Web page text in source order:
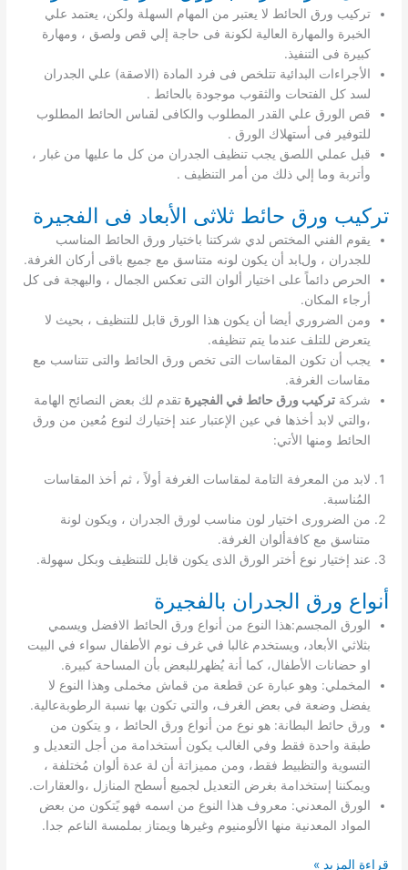
تركيب ورق الحائط لا يعتبر من المهام السهلة ولكن، يعتمد علي
الخبرة والمهارة العالية لكونة فى حاجة إلي قص ولصق ، ومهارة
كبيرة فى التنفيذ.
الأجراءات البدائية تتلخص فى فرد المادة (الاصقة) علي الجدران
لسد كل الفتحات والثقوب موجودة بالحائط .
قص الورق علي القدر المطلوب والكافى لقىاس الحائط المطلوب
للتوفير فى أستهلاك الورق .
قبل عملي اللصق يجب تنظيف الجدران من كل ما عليها من غبار ،
وأتربة وما إلي ذلك من أمر التنظيف .
تركيب ورق حائط ثلاثى الأبعاد فى الفجيرة
يقوم الفني المختص لدي شركتنا باختيار ورق الحائط المناسب
للجدران ، ولابد أن يكون لونه متناسق مع جميع باقى أركان الغرفة.
الحرص دائماً على اختيار ألوان التى تعكس الجمال ، والبهجة فى كل
أرجاء المكان.
ومن الضروري أيضا أن يكون هذا الورق قابل للتنظيف ، بحيث لا
يتعرض للتلف عندما يتم تنظيفه.
يجب أن تكون المقاسات التى تخص ورق الحائط والتى تتناسب مع
مقاسات الغرفة.
شركةتركيب ورق حائط في الفجيرةتقدم لك بعض النصائح الهامة
،والتي لابد أخذها في عين الإعتبار عند إختيارك لنوع مُعين من ورق
الحائط ومنها الأتي:
لابد من المعرفة التامة لمقاسات الغرفة أولاً ، ثم أخذ المقاسات
المُناسبة.
من الضرورى اختيار لون مناسب لورق الجدران ، ويكون لونة
متناسق مع كافةألوان الغرفة.
عند إختيار نوع أختر الورق الذى يكون قابل للتنظيف وبكل سهولة.
أنواع ورق الجدران بالفجيرة
الورق المجسم:هذا النوع من أنواع ورق الحائط الافضل ويسمي
بثلاثي الأبعاد، ويستخدم غالبا في غرف نوم الأطفال سواء في البيت
او حضانات الأطفال، كما أنة يُظهرللبعض بأن المساحة كبيرة.
المخملي: وهو عبارة عن قطعة من قماش مخملى وهذا النوع لا
يفضل وضعة في بعض الغرف، والتي تكون بها نسبة الرطوبةعالية.
ورق حائط البطانة: هو نوع من أنواع ورق الحائط ، و يتكون من
طبقة واحدة فقط وفي الغالب يكون أستخدامة من أجل التعديل و
التسوية والتظبيط فقط، ومن مميزاتة أن لة عدة ألوان مُختلفة ،
ويمكننا إستخدامة بغرض التعديل لجميع أسطح المنازل ،والعقارات.
الورق المعدني: معروف هذا النوع من اسمه فهو يًتكون من بعض
المواد المعدنية منها الألومنيوم وغيرها ويمتاز بملمسة الناعم جدا.
تركيب
قراءة المزيد »